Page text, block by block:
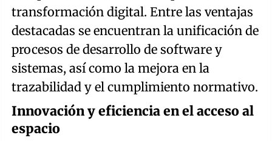
transformación digital. Entre las ventajas
destacadas se encuentran la unificación de
procesos de desarrollo de software y
sistemas, así como la mejora en la
trazabilidad y el cumplimiento normativo.
Innovación y eficiencia en el acceso al
espacio